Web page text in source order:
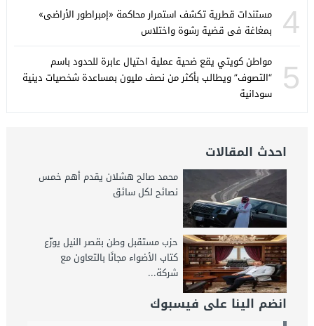
4
مستندات قطرية تكشف استمرار محاكمة «إمبراطور الأراضى»
بمغاغة فى قضية رشوة واختلاس
5
مواطن كويتي يقع ضحية عملية احتيال عابرة للحدود باسم
“التصوف” ويطالب بأكثر من نصف مليون بمساعدة شخصيات دينية
سودانية
احدث المقالات
محمد صالح هشلان يقدم أهم خمس
نصائح لكل سائق
حزب مستقبل وطن بقصر النيل يوزّع
كتاب الأضواء مجانًا بالتعاون مع
شركة...
انضم الينا على فيسبوك